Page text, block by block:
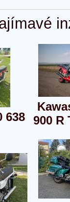
638
900 R